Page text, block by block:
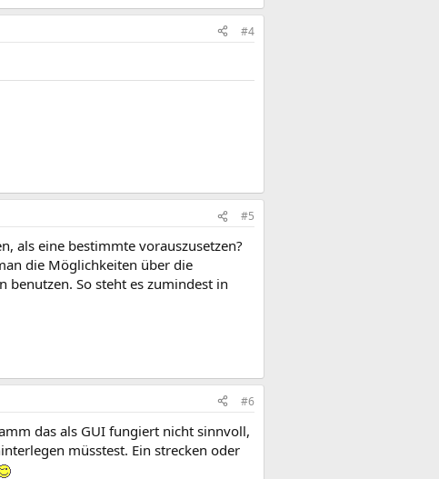
#4
#5
als eine bestimmte vorauszusetzen?
die Möglichkeiten über die
benutzen. So steht es zumindest in
#6
das als GUI fungiert nicht sinnvoll,
müsstest. Ein strecken oder